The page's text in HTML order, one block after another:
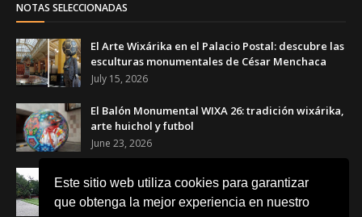
Este sitio web utiliza cookies para garantizar
que obtenga la mejor experiencia en nuestro
NOTAS SELECCIONADAS
El Arte Wixárika en el Palacio Postal: descubre las
esculturas monumentales de César Menchaca
July 15, 2026
El Balón Monumental WIXA 26: tradición wixárika,
arte huichol y futbol
June 23, 2026
Canchas Desiguales en el Museo Tamayo: el arte
que transforma el futbol en una reflexión social
June 23, 2026